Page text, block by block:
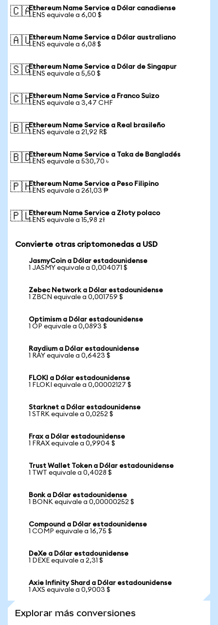
🇨🇦Ethereum Name Service a Dólar canadiense
1 ENS equivale a 6,00 $
🇦🇺Ethereum Name Service a Dólar australiano
1 ENS equivale a 6,08 $
🇸🇬Ethereum Name Service a Dólar de Singapur
1 ENS equivale a 5,50 $
🇨🇭Ethereum Name Service a Franco Suizo
1 ENS equivale a 3,47 CHF
🇧🇷Ethereum Name Service a Real brasileño
1 ENS equivale a 21,92 R$
🇧🇩Ethereum Name Service a Taka de Bangladés
1 ENS equivale a 530,70 ৳
🇵🇭Ethereum Name Service a Peso Filipino
1 ENS equivale a 261,03 ₱
🇵🇱Ethereum Name Service a Złoty polaco
1 ENS equivale a 15,98 zł
Convierte otras criptomonedas a USD
JasmyCoin a Dólar estadounidense
1 JASMY equivale a 0,004071 $
Zebec Network a Dólar estadounidense
1 ZBCN equivale a 0,001759 $
Optimism a Dólar estadounidense
1 OP equivale a 0,0893 $
Raydium a Dólar estadounidense
1 RAY equivale a 0,6423 $
FLOKI a Dólar estadounidense
1 FLOKI equivale a 0,00002127 $
Starknet a Dólar estadounidense
1 STRK equivale a 0,0252 $
Frax a Dólar estadounidense
1 FRAX equivale a 0,9904 $
Trust Wallet Token a Dólar estadounidense
1 TWT equivale a 0,4028 $
Bonk a Dólar estadounidense
1 BONK equivale a 0,00000252 $
Compound a Dólar estadounidense
1 COMP equivale a 16,75 $
DeXe a Dólar estadounidense
1 DEXE equivale a 2,31 $
Axie Infinity Shard a Dólar estadounidense
1 AXS equivale a 0,9003 $
Explorar más conversiones